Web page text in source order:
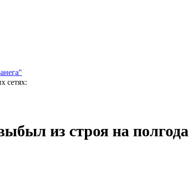
сетях:
из строя на полгода